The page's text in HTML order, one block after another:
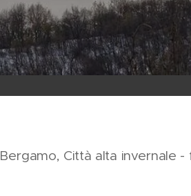
Bergamo, Città alta invernale